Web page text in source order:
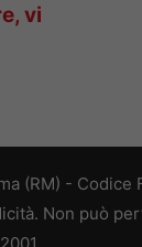
vi
(RM) - Codice
Non può